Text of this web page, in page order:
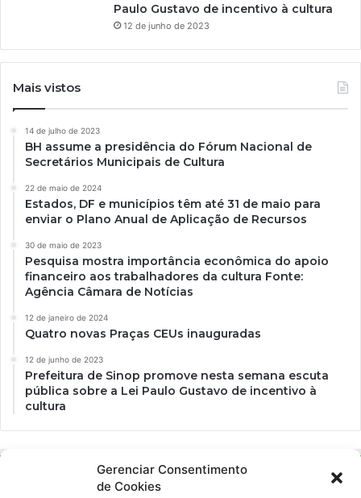
Gerenciar Consentimento
de Cookies
Paulo Gustavo de incentivo à cultura
12 de junho de 2023
Mais vistos
14 de julho de 2023
BH assume a presidência do Fórum Nacional de
Secretários Municipais de Cultura
22 de maio de 2024
Estados, DF e municípios têm até 31 de maio para
enviar o Plano Anual de Aplicação de Recursos
30 de maio de 2023
Pesquisa mostra importância econômica do apoio
financeiro aos trabalhadores da cultura Fonte:
Agência Câmara de Notícias
12 de janeiro de 2024
Quatro novas Praças CEUs inauguradas
12 de junho de 2023
Prefeitura de Sinop promove nesta semana escuta
pública sobre a Lei Paulo Gustavo de incentivo à
cultura